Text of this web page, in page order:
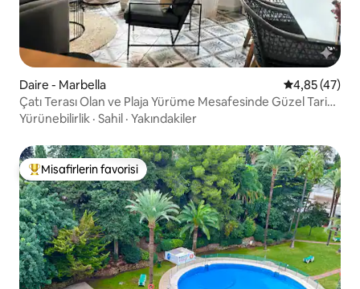
Daire - Marbella 5 üzerinden
4,85 (47)
Çatı Terası Olan ve Plaja Yürüme Mesafesinde Güzel Tarihi
Şehir Dairesi
Yürünebilirlik · Sahil · Yakındakiler
Misafirlerin favorilerinden en beğenilenler arasında
Misafirlerin favorisi